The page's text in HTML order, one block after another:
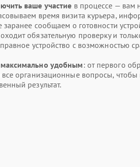
ваше участие в процессе — вам
время визита курьера,
сообщаем о готовности
обязательную проверку и
устройство с возможностью
удобным: от первого
организационные вопросы, чтобы
результат.